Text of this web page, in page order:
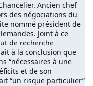
Ancien chef
des négociations du
nommé président de
Joint à ce
de recherche
à la conclusion que
“nécessaires à une
et de son
“un risque particulier”